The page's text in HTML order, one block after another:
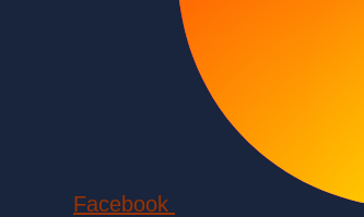
Facebook